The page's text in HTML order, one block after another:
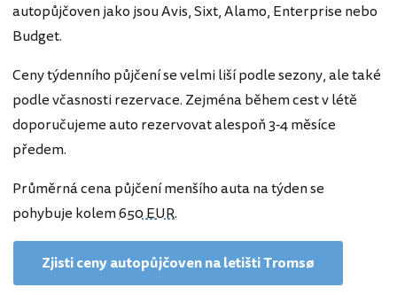
autopůjčoven jako jsou Avis, Sixt, Alamo, Enterprise nebo
Budget.
Ceny týdenního půjčení se velmi liší podle sezony, ale také
podle včasnosti rezervace. Zejména během cest v létě
doporučujeme auto rezervovat alespoň 3-4 měsíce
předem.
Průměrná cena půjčení menšího auta na týden se
pohybuje kolem650 EUR.
Zjisti ceny autopůjčoven na letišti Tromsø